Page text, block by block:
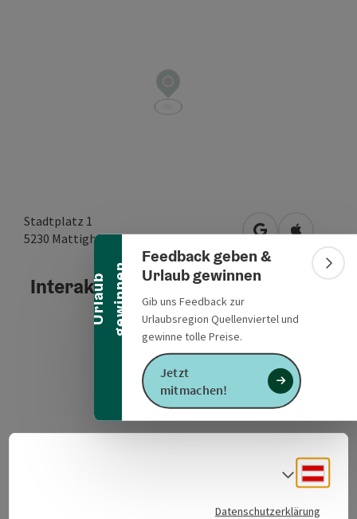
U
r
l
a
u
b
g
e
w
i
n
n
e n
Banner einklappen
Feedback geben &
Urlaub gewinnen
Gib uns Feedback zur
Urlaubsregion Quellenviertel und
gewinne tolle Preise.
Jetzt
mitmachen!
Stadtplatz 1
5230 Mattighofen in Google Maps
in Apple
Interaktives Höhenprofil
Datenschutzerklärung